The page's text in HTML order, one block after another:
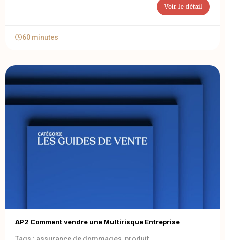
Voir le détail
60 minutes
AP2 Comment vendre une Multirisque Entreprise